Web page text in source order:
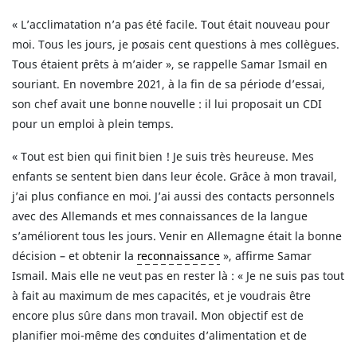
« L’acclimatation n’a pas été facile. Tout était nouveau pour
moi. Tous les jours, je posais cent questions à mes collègues.
Tous étaient prêts à m’aider », se rappelle Samar Ismail en
souriant. En novembre 2021, à la fin de sa période d’essai,
son chef avait une bonne nouvelle : il lui proposait un CDI
pour un emploi à plein temps.
« Tout est bien qui finit bien ! Je suis très heureuse. Mes
enfants se sentent bien dans leur école. Grâce à mon travail,
j’ai plus confiance en moi. J’ai aussi des contacts personnels
avec des Allemands et mes connaissances de la langue
s’améliorent tous les jours. Venir en Allemagne était la bonne
décision – et obtenir la reconnaissance », affirme Samar
Ismail. Mais elle ne veut pas en rester là : « Je ne suis pas tout
à fait au maximum de mes capacités, et je voudrais être
encore plus sûre dans mon travail. Mon objectif est de
planifier moi-même des conduites d’alimentation et de